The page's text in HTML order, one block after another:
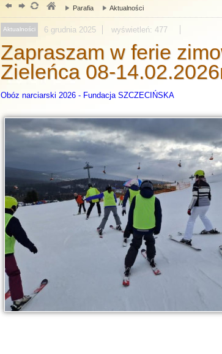
Parafia Aktualności
Aktualności 6 grudnia 2025 wyświetleń: 477
Zapraszam w ferie
Zieleńca 08-
Obóz narciarski 2026 - Fundacja SZCZECIŃSKA